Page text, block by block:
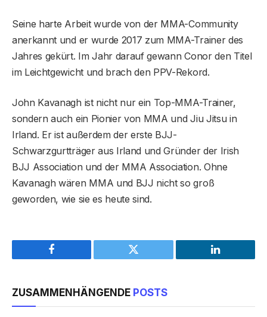
Seine harte Arbeit wurde von der MMA-Community
anerkannt und er wurde 2017 zum MMA-Trainer des
Jahres gekürt. Im Jahr darauf gewann Conor den Titel
im Leichtgewicht und brach den PPV-Rekord.
John Kavanagh ist nicht nur ein Top-MMA-Trainer,
sondern auch ein Pionier von MMA und Jiu Jitsu in
Irland. Er ist außerdem der erste BJJ-
Schwarzgurtträger aus Irland und Gründer der Irish
BJJ Association und der MMA Association. Ohne
Kavanagh wären MMA und BJJ nicht so groß
geworden, wie sie es heute sind.
Facebook Twitter LinkedIn
ZUSAMMENHÄNGENDE POSTS